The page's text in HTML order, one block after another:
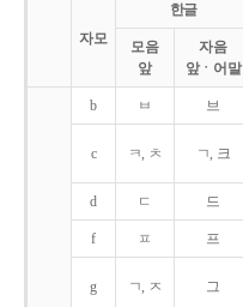
자모
한글
모음
앞
자음
앞ㆍ어말
b ㅂ 브
c ㅋ, ㅊ ㄱ, 크
d ㄷ 드
f ㅍ 프
g ㄱ, ㅈ 그